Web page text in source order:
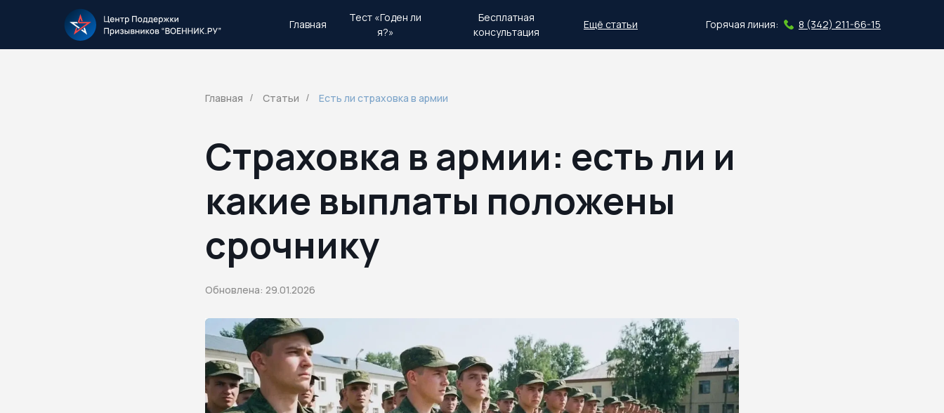
8 (342) 211-66-15
Горячая линия:
Ещё статьи
Тест «Годен ли
я?»
Главная
Бесплатная
консультация
Главная / Статьи / Есть ли страховка в армии
Страховка в армии: есть ли и
какие выплаты положены
срочнику
Обновлена: 29.01.2026